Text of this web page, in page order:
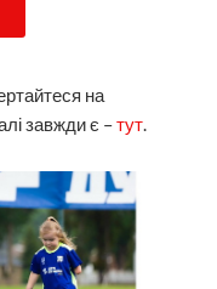
на
завжди є –тут.